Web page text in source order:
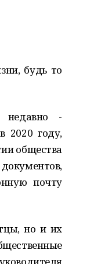
будь то
недавно -
2020 году,
общества
почту
но и их